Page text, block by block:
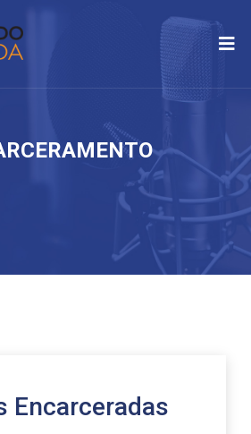
Encarceradas